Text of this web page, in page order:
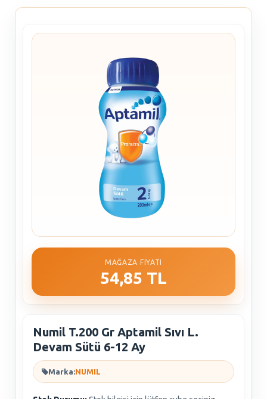
MAĞAZA FIYATI
54,85 TL
Numil T.200 Gr Aptamil Sıvı L.
Devam Sütü 6-12 Ay
Marka:NUMIL